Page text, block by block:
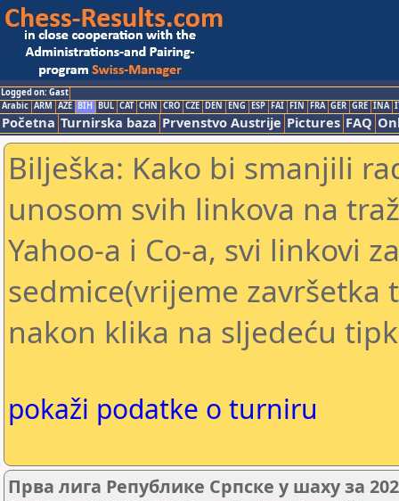
Logged on: Gast
Arabic ARM AZE BIH BUL CAT CHN CRO CZE DEN ENG ESP FAI FIN FRA GER GRE INA
Početna Turnirska baza Prvenstvo Austrije Pictures FAQ
Bilješka: Kako bi smanjili
unosom svih linkova na
Yahoo-a i Co-a, svi linkovi
sedmice(vrijeme završetka
nakon klika na sljedeću
pokaži podatke o turniru
Прва лига Републике Српске у шаху за